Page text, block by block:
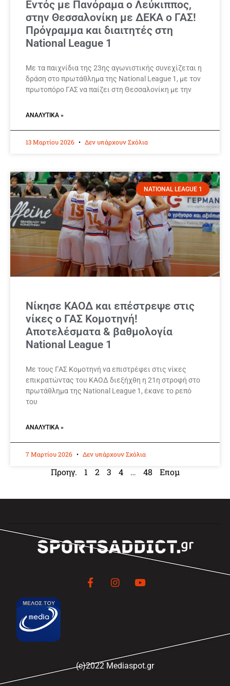
Εντός με Πανόραμα ο Λεύκιππος,
στην Θεσσαλονίκη με ΔΕΚΑ ο ΓΑΣ!
Πρόγραμμα και διαιτητές στη
National League 1
Με τα παιχνίδια της 23ης αγωνιστικής συνεχίζεται η
δράση στο πρωτάθλημα της National League 1, με τον
πρωτοπόρο ΓΑΣ να παίζει στη Θεσσαλονίκη με την
ΑΝΑΛΥΤΙΚΆ »
13 Μαρτίου 2026 Δεν υπάρχουν Σχόλια
NATIONAL LEAGUE 1
Νίκησε ΚΑΟΔ και επέστρεψε στις
νίκες ο ΓΑΣ Κομοτηνή!
Αποτελέσματα & βαθμολογία
National League 1
Με τους ΓΑΣ Κομοτηνή να επιστρέφει στις νίκες
επικρατώντας του ΚΑΟΔ διεξήχθη η 21η στροφή στο
πρωτάθλημα της National League 1, έκανε το ρεπό
του
ΑΝΑΛΥΤΙΚΆ »
7 Μαρτίου 2026 Δεν υπάρχουν Σχόλια
Προηγ. 1 2 3 4 … 48 Επομ
(c)2022 Mediaspot.gr